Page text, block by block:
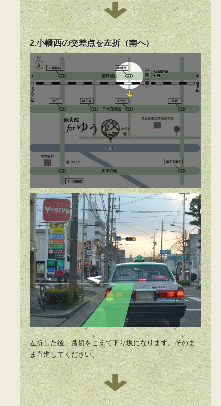
2.小幡西の交差点を左折（南へ）
左折した後、踏切をこえて下り坂になります。そのま
ま直進してください。